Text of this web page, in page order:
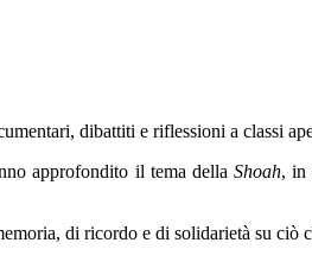
dibattiti e riflessioni a classi
approfondito il tema dellaShoah, in
di ricordo e di solidarietà su ciò